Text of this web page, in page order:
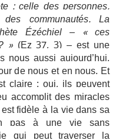
: celle des personnes,
communautés. La
Ézéchiel – « ces
» (Ez 37, 3) – est une
aussi aujourd’hui,
de nous et en nous. Et
claire : oui, ils peuvent
accomplit des miracles
fidèle à la vie dans sa
pas à une vie sans
qui peut traverser la